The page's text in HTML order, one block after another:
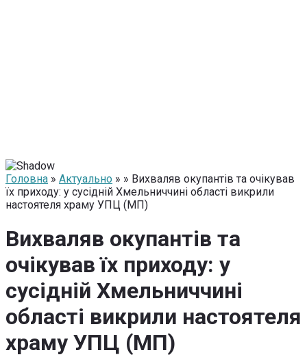
Головна » Актуально » » Вихваляв окупантів та очікував
їх приходу: у сусідній Хмельниччині області викрили
настоятеля храму УПЦ (МП)
Вихваляв окупантів та
очікував їх приходу: у
сусідній Хмельниччині
області викрили настоятеля
храму УПЦ (МП)